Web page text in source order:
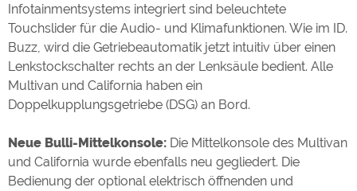
Infotainmentsystems integriert sind beleuchtete
Touchslider für die Audio- und Klimafunktionen. Wie im ID.
Buzz, wird die Getriebeautomatik jetzt intuitiv über einen
Lenkstockschalter rechts an der Lenksäule bedient. Alle
Multivan und California haben ein
Doppelkupplungsgetriebe (DSG) an Bord.
Neue Bulli-Mittelkonsole: Die Mittelkonsole des Multivan
und California wurde ebenfalls neu gegliedert. Die
Bedienung der optional elektrisch öffnenden und